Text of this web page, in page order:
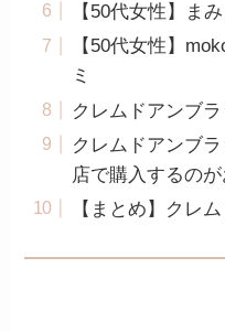
【50代女性】ま
【50代女性】
ミ
クレムドアンブ
クレムドアンブ
店で購入するのが
【まとめ】クレ